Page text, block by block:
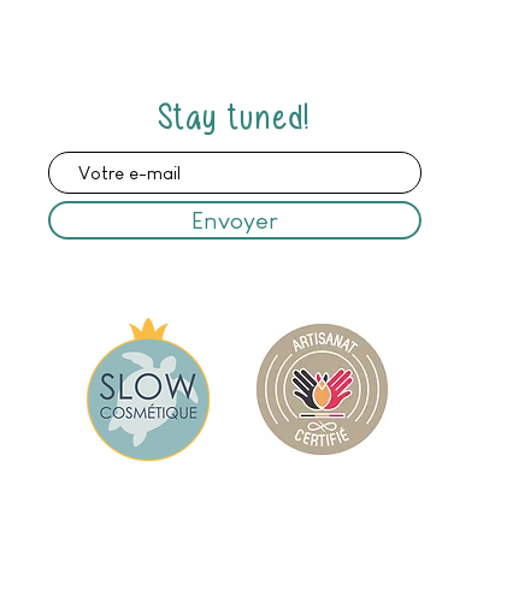
Stay tuned!
Envoyer